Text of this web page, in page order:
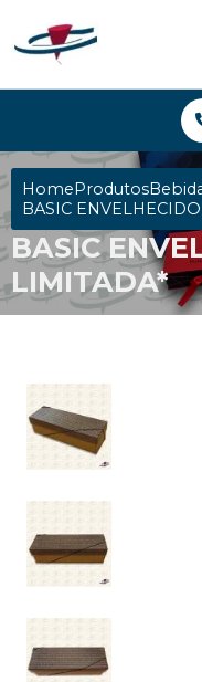
HomeProdutos
BASIC
BASIC
LIMITADA*